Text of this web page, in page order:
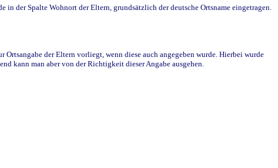
der Spalte Wohnort der Eltern, grundsätzlich der deutsche Ortsname eingetragen.
der Eltern vorliegt, wenn diese auch angegeben wurde. Hierbei wurde
kann man aber von der Richtigkeit dieser Angabe ausgehen.